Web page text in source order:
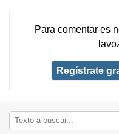
Para comentar es
Regístrate